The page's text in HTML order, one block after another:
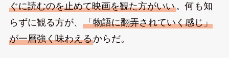
ぐに読むのを止めて映画を観た方がいい。何も知
らずに観る方が、 「物語に翻弄されていく感じ」
が一層強く味わえるからだ。